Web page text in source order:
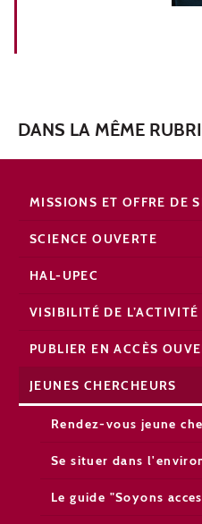
DANS LA MÊME
MISSIONS ET OFFRE DE
SCIENCE OUVERTE
HAL-UPEC
VISIBILITÉ DE
PUBLIER EN ACCÈS
JEUNES CHERCHEURS
Rendez-vous jeune
Se situer dans
Le guide "Soyons